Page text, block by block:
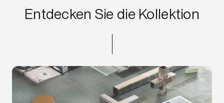
Entdecken Sie die Kollektion